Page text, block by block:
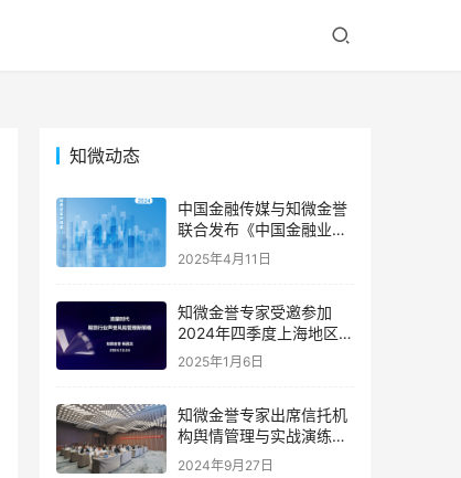
知微动态
中国金融传媒与知微金誉
联合发布《中国金融业声
誉风险典型案例精编
（2024）》，深度解码年
2025年4月11日
知微金誉专家受邀参加
2024年四季度上海地区期
货公司首席风险官联席会
2025年1月6日
知微金誉专家出席信托机
构舆情管理与实战演练高
级研修班 | 专家动态
2024年9月27日